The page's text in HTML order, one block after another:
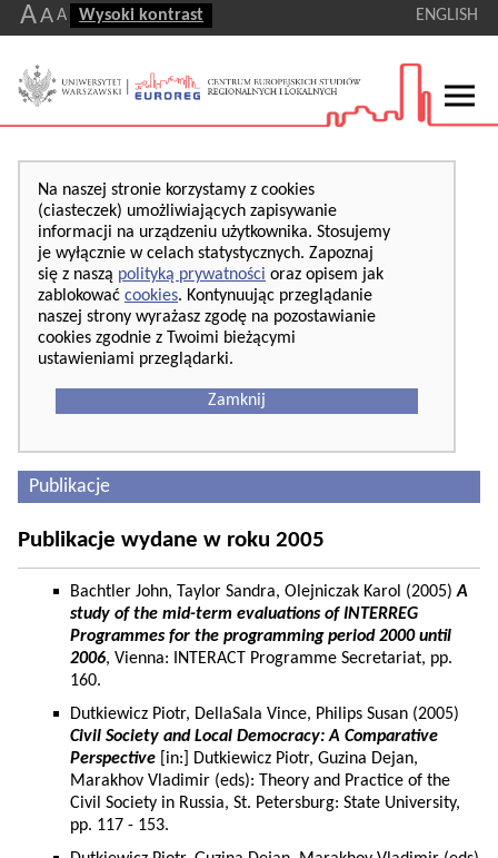
AA A Wysoki kontrast ENGLISH
Na naszej stronie korzystamy z cookies
(ciasteczek) umożliwiających zapisywanie
informacji na urządzeniu użytkownika. Stosujemy
je wyłącznie w celach statystycznych. Zapoznaj
się z naszą polityką prywatności oraz opisem jak
zablokować cookies. Kontynuując przeglądanie
naszej strony wyrażasz zgodę na pozostawianie
cookies zgodnie z Twoimi bieżącymi
ustawieniami przeglądarki.
Zamknij
Publikacje
Publikacje wydane w roku 2005
Bachtler John, Taylor Sandra, Olejniczak Karol (2005)A
study of the mid-term evaluations of INTERREG
Programmes for the programming period 2000 until
2006, Vienna: INTERACT Programme Secretariat, pp.
160.
Dutkiewicz Piotr, DellaSala Vince, Philips Susan (2005)
Civil Society and Local Democracy: A Comparative
Perspective [in:] Dutkiewicz Piotr, Guzina Dejan,
Marakhov Vladimir (eds): Theory and Practice of the
Civil Society in Russia, St. Petersburg: State University,
pp. 117 - 153.